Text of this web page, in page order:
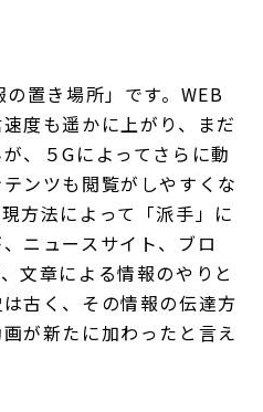
置き場所」です。WEB
度も遥かに上がり、まだ
、５Gによってさらに動
ンツも閲覧がしやすくな
方法によって「派手」に
ニュースサイト、ブロ
文章による情報のやりと
古く、その情報の伝達方
が新たに加わったと言え